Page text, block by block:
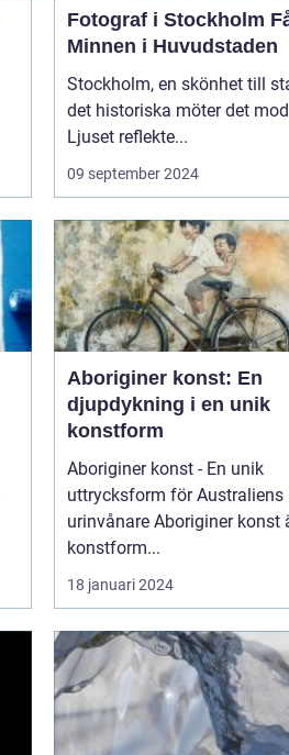
Fotograf i Stockholm Fånga
Minnen i Huvudstaden
Stockholm, en skönhet till
det historiska möter det
Ljuset reflekte...
09 september 2024
Aboriginer konst: En
djupdykning i en unik
konstform
Aboriginer konst - En unik
uttrycksform för Australiens
urinvånare Aboriginer konst är en
konstform...
18 januari 2024